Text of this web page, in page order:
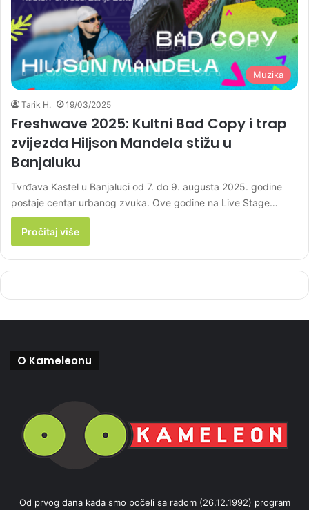
Muzika
Tarik H. 19/03/2025
Freshwave 2025: Kultni Bad Copy i trap
zvijezda Hiljson Mandela stižu u
Banjaluku
Tvrđava Kastel u Banjaluci od 7. do 9. augusta 2025. godine
postaje centar urbanog zvuka. Ove godine na Live Stage…
Pročitaj više
O Kameleonu
Od prvog dana kada smo počeli sa radom (26.12.1992) program